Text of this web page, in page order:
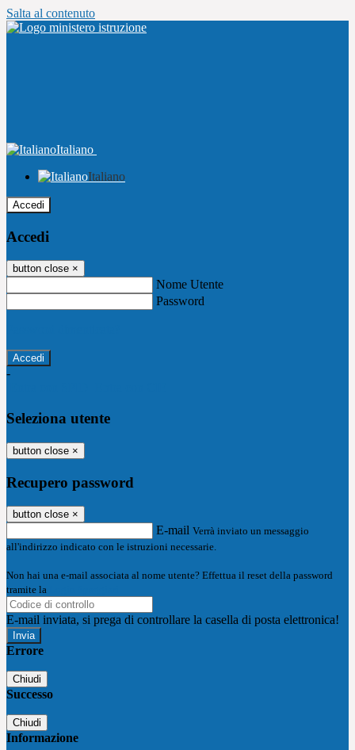
Salta al contenuto
Italiano
Italiano
Accedi
Accedi
button close ×
Nome Utente
Password
-
Seleziona utente
button close ×
Recupero password
button close ×
E-mail Verrà inviato un messaggio
all'indirizzo indicato con le istruzioni necessarie.
Non hai una e-mail associata al nome utente? Effettua il reset della password
tramite la
E-mail inviata, si prega di controllare la casella di posta elettronica!
Errore
Chiudi
Successo
Chiudi
Informazione